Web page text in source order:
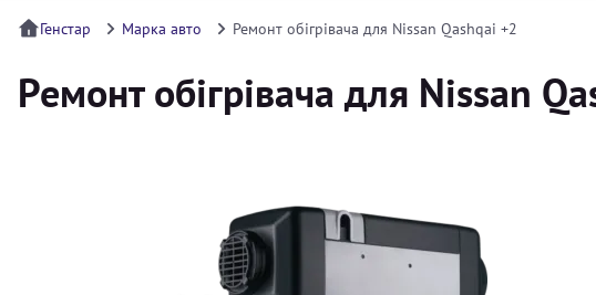
Генстар Марка авто Ремонт обігрівача для Nissan Qashqai +2
Ремонт обігрівача для Nissan